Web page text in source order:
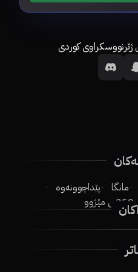
ژێرنووسکراوی کوردی
مانگا
پێداچوونەوە
250ـی مێژوو